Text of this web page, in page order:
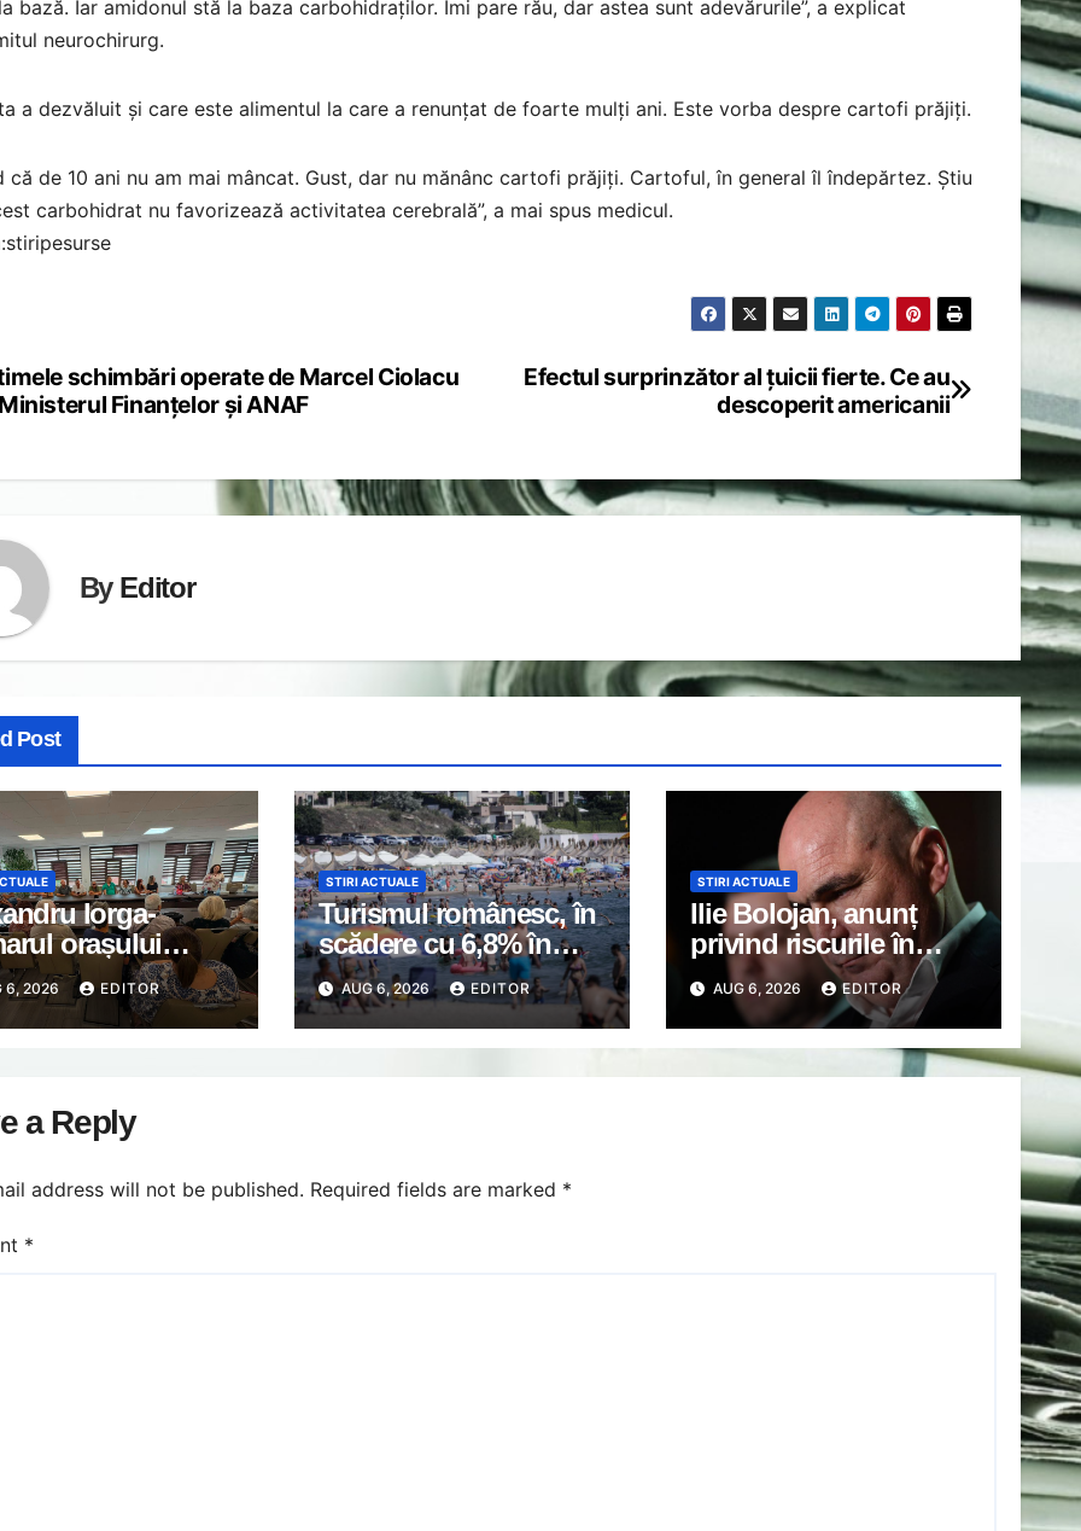
bază. Iar amidonul stă la baza carbohidraților. Îmi pare rău, dar astea sunt adevărurile”, a explicat
neurochirurg.
a dezvăluit și care este alimentul la care a renunțat de foarte mulți ani. Este vorba despre cartofi prăjiți.
că de 10 ani nu am mai mâncat. Gust, dar nu mănânc cartofi prăjiți. Cartoful, în general îl îndepărtez. Știu
carbohidrat nu favorizează activitatea cerebrală”, a mai spus medicul.
Efectul surprinzător al țuicii fierte. Ce au
descoperit americanii
schimbări operate de Marcel Ciolacu
Finanțelor și ANAF
By Editor
Post
Iorga-
orașului
Astăzi a avut
de lucru
6, 2026 EDITOR
STIRI ACTUALE
Turismul românesc, în
scădere cu 6,8% în
primul semestru din
2026
AUG 6, 2026 EDITOR
STIRI ACTUALE
Ilie Bolojan, anunț
privind riscurile în
domeniul energiei
electrice. Ce a decis
Guvernul
AUG 6, 2026 EDITOR
a Reply
address will not be published. Required fields are marked *
*